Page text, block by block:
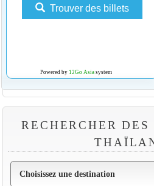
Trouver des billets
Powered by 12Go Asia system
RECHERCHER DES